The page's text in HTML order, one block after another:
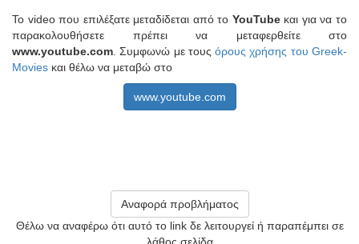
Το video που επιλέξατε μεταδίδεται από το YouTubeκαι για να το
παρακολουθήσετε πρέπει να μεταφερθείτε στο
www.youtube.com . Συμφωνώ με τουςόρους χρήσης του Greek-
Movies και θέλω να μεταβώ στο
www.youtube.com
Αναφορά προβλήματος
Θέλω να αναφέρω ότι αυτό το link δε λειτουργεί ή παραπέμπει σε